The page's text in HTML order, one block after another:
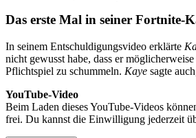
Das erste Mal in seiner Fortnite-
In seinem Entschuldigungsvideo erklärte
nicht gewusst habe, dass er
Pflichtspiel zu schummeln. Kaye sagte
YouTube-Video
Beim Laden dieses YouTube-Videos
frei. Du kannst die Einwilligung jederzeit